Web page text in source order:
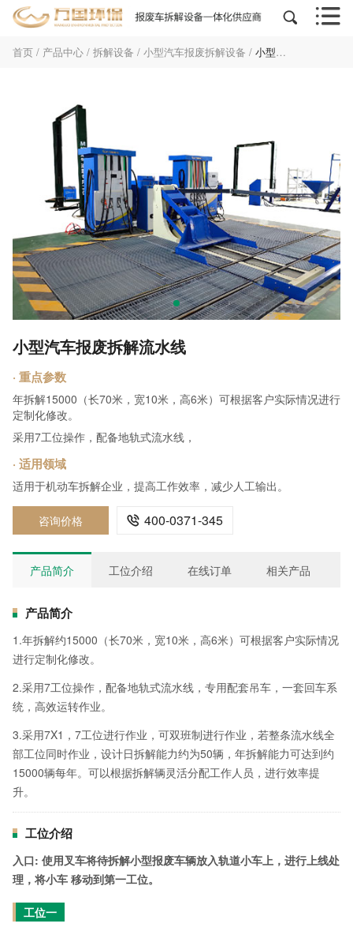
 
首页 / 产品中心 / 拆解设备 / 小型汽车报废拆解设备 / 小型汽车报废拆解流水线
小型汽车报废拆解流水线
· 重点参数
年拆解15000（长70米，宽10米，高6米）可根据客户实际情况进行
定制化修改。
采用7工位操作，配备地轨式流水线，
· 适用领域
适用于机动车拆解企业，提高工作效率，减少人工输出。
咨询价格  400-0371-345
产品简介 工位介绍 在线订单 相关产品
产品简介
1.年拆解约15000（长70米，宽10米，高6米）可根据客户实际情况
进行定制化修改。
2.采用7工位操作，配备地轨式流水线，专用配套吊车，一套回车系
统，高效运转作业。
3.采用7X1，7工位进行作业，可双班制进行作业，若整条流水线全
部工位同时作业，设计日拆解能力约为50辆，年拆解能力可达到约
15000辆每年。可以根据拆解辆灵活分配工作人员，进行效率提
升。
工位介绍
入口: 使用叉车将待拆解小型报废车辆放入轨道小车上，进行上线处
理，将小车 移动到第一工位。
工位一